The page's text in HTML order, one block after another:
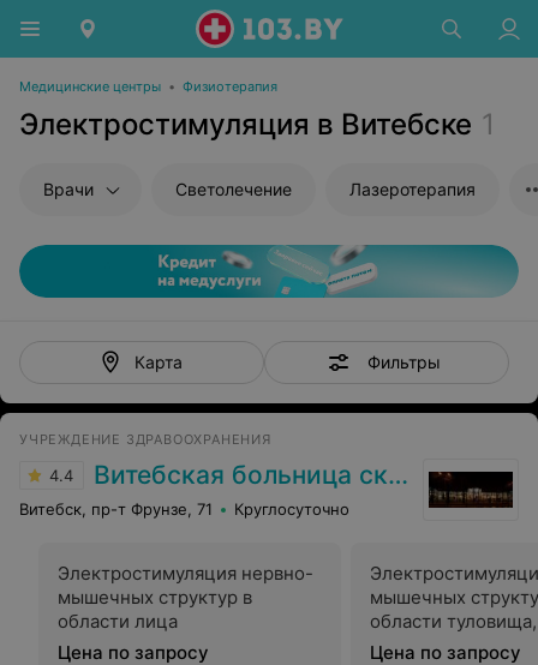
Медицинские центры • Физиотерапия
Электростимуляция в Витебске 1
Врачи Светолечение Лазеротерапия
Карта Фильтры
УЧРЕЖДЕНИЕ ЗДРАВООХРАНЕНИЯ
4.4 Витебская больница скорой помощи
Витебск, пр-т Фрунзе, 71 Круглосуточно
Электростимуляция нервно-
мышечных структур в
области лица
Цена по запросу
мышечных
области туловища,
конечностей
Цена по запросу